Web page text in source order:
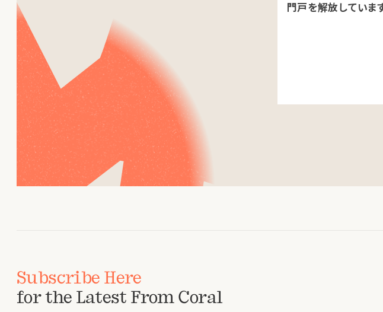
門戸を解放しています
Subscribe Here
for the Latest From Coral